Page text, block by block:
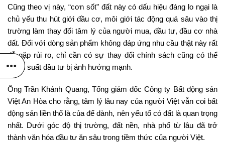
Cũng theo vị này, “cơn sốt” đất này có dấu hiệu đáng lo ngại là
chủ yếu thu hút giới đầu cơ, môi giới tác động quá sâu vào thị
trường làm thay đổi tâm lý của người mua, đầu tư, đầu cơ nhà
đất. Đối với dòng sản phẩm không đáp ứng nhu cầu thật này rất
dễ gặp rủi ro, chỉ cần có sự thay đổi chính sách cũng có thể
khiến suất đầu tư bị ảnh hưởng mạnh.
Ông Trần Khánh Quang, Tổng giám đốc Công ty Bất động sản
Việt An Hòa cho rằng, tâm lý lâu nay của người Việt vẫn coi bất
động sản liền thổ là của để dành, nên yếu tố có đất là quan trọng
nhất. Dưới góc độ thị trường, đất nền, nhà phố từ lâu đã trở
thành văn hóa đầu tư ăn sâu trong tiềm thức của người Việt.